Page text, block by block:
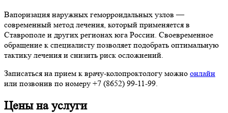
Вапоризация наружных геморроидальных узлов —
современный метод лечения, который применяется в
Ставрополе и других регионах юга России. Своевременное
обращение к специалисту позволяет подобрать оптимальную
тактику лечения и снизить риск осложнений.
Записаться на прием к врачу-колопроктологу можно онлайн
или позвонив по номеру +7 (8652) 99-11-99.
Цены на услуги